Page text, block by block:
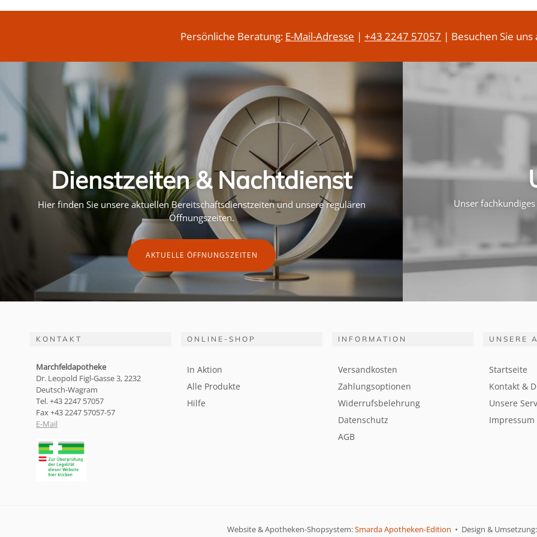
Persönliche Beratung: E-Mail-Adresse | +43 2247 57057 | Besuchen Sie
Dienstzeiten & Nachtdienst
Hier finden Sie unsere aktuellen Bereitschaftsdienstzeiten und unsere regulären
Öffnungszeiten.
AKTUELLE ÖFFNUNGSZEITEN
Unser
KONTAKT
Marchfeldapotheke
Dr. Leopold Figl-Gasse 3, 2232
Deutsch-Wagram
Tel. +43 2247 57057
Fax +43 2247 57057-57
E-Mail
ONLINE-SHOP
In Aktion
Alle Produkte
Hilfe
INFORMATION
Versandkosten
Zahlungsoptionen
Widerrufsbelehrung
Datenschutz
AGB
UNSERE
Startseite
Kontakt &
Unsere
Impressum
Website & Apotheken-Shopsystem:Smarda Apotheken-Edition • Design &